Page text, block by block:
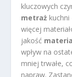
kluczowych
metraż
więcej
jakość
wpływ na
mniej trwałe,
napraw.